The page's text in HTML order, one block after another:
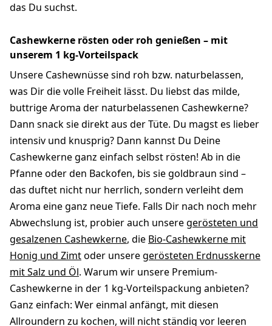
das Du suchst.
Cashewkerne rösten oder roh genießen – mit
unserem 1 kg-Vorteilspack
Unsere Cashewnüsse sind roh bzw. naturbelassen,
was Dir die volle Freiheit lässt. Du liebst das milde,
buttrige Aroma der naturbelassenen Cashewkerne?
Dann snack sie direkt aus der Tüte. Du magst es lieber
intensiv und knusprig? Dann kannst Du Deine
Cashewkerne ganz einfach selbst rösten! Ab in die
Pfanne oder den Backofen, bis sie goldbraun sind –
das duftet nicht nur herrlich, sondern verleiht dem
Aroma eine ganz neue Tiefe. Falls Dir nach noch mehr
Abwechslung ist, probier auch unseregerösteten und
gesalzenen Cashewkerne, die Bio-Cashewkerne mit
Honig und Zimtoder unseregerösteten Erdnusskerne
mit Salz und Öl. Warum wir unsere Premium-
Cashewkerne in der 1 kg-Vorteilspackung anbieten?
Ganz einfach: Wer einmal anfängt, mit diesen
Allroundern zu kochen, will nicht ständig vor leeren